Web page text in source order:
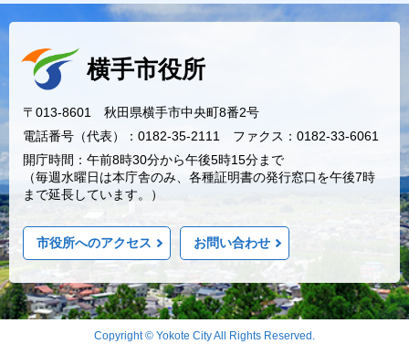
横手市役所
〒013-8601 秋田県横手市中央町8番2号
電話番号（代表）：0182-35-2111 ファクス：0182-33-6061
開庁時間：午前8時30分から午後5時15分まで
（毎週水曜日は本庁舎のみ、各種証明書の発行窓口を午後7時
まで延長しています。）
市役所へのアクセス お問い合わせ
Copyright © Yokote City All Rights Reserved.